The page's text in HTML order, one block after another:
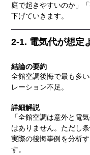
庭で起きやすいのか」
下げていきます。
2-1. 電気代が想定
結論の要約
全館空調後悔で最も多
レーション不足。
詳細解説
「全館空調は意外と電
はありません。ただし条
実際の後悔事例を分析
す。